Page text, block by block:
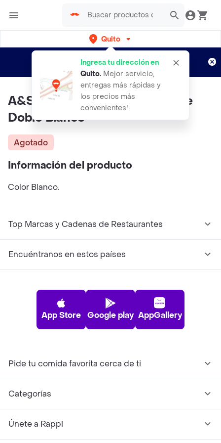
Quito
Ingresa tu dirección en
Quito. Mejor servicio,
entregas más rápidas y
los precios más
convenientes!
envíos gratis por semanas
Aplican TyC
A&Sistemas Repisa de Alambre
Doble Blanco
Agotado
Información del producto
Color Blanco.
Top Marcas y Cadenas de Restaurantes
Encuéntranos en estos países
App Store Google play AppGallery
Pide tu comida favorita cerca de ti
Categorías
Únete a Rappi